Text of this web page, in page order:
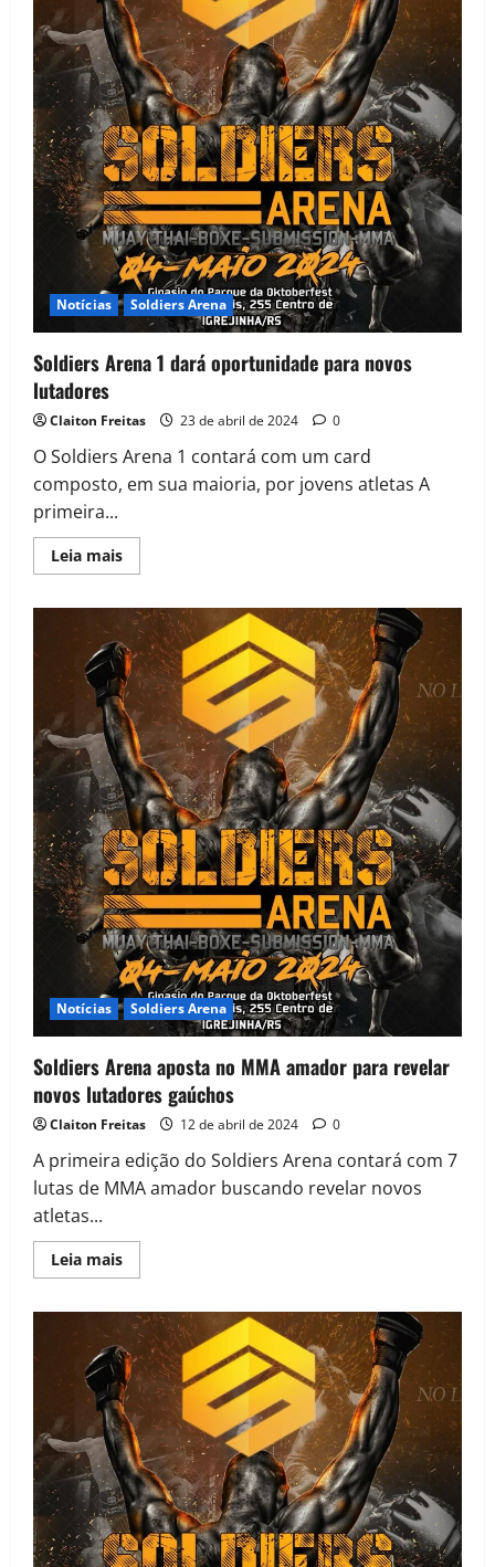
Notícias Soldiers Arena
Soldiers Arena 1 dará oportunidade para novos
lutadores
Claiton Freitas 23 de abril de 2024 0
O Soldiers Arena 1 contará com um card
composto, em sua maioria, por jovens atletas A
primeira...
Leia mais
Notícias Soldiers Arena
Soldiers Arena aposta no MMA amador para revelar
novos lutadores gaúchos
Claiton Freitas 12 de abril de 2024 0
A primeira edição do Soldiers Arena contará com 7
lutas de MMA amador buscando revelar novos
atletas...
Leia mais